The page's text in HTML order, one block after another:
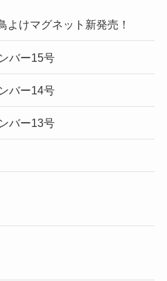
よけマグネット新発売！
バー15号
バー14号
バー13号